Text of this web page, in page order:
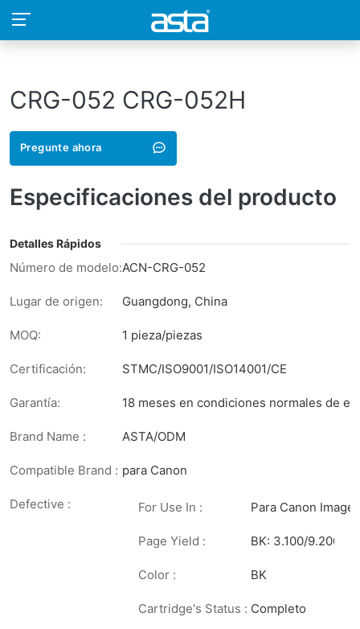
CRG-052 CRG-052H
Pregunte ahora
Especificaciones del producto
Detalles Rápidos
Número de modelo:ACN-CRG-052
Lugar de origen: Guangdong, China
MOQ: 1 pieza/piezas
Certificación: STMC/ISO9001/ISO14001/CE
Garantía: 18 meses en condiciones normales de
Brand Name : ASTA/ODM
Compatible Brand : para Canon
Defective : For Use In : Para Canon
Page Yield : BK: 3.100/9.200
Color : BK
Cartridge's Status : Completo